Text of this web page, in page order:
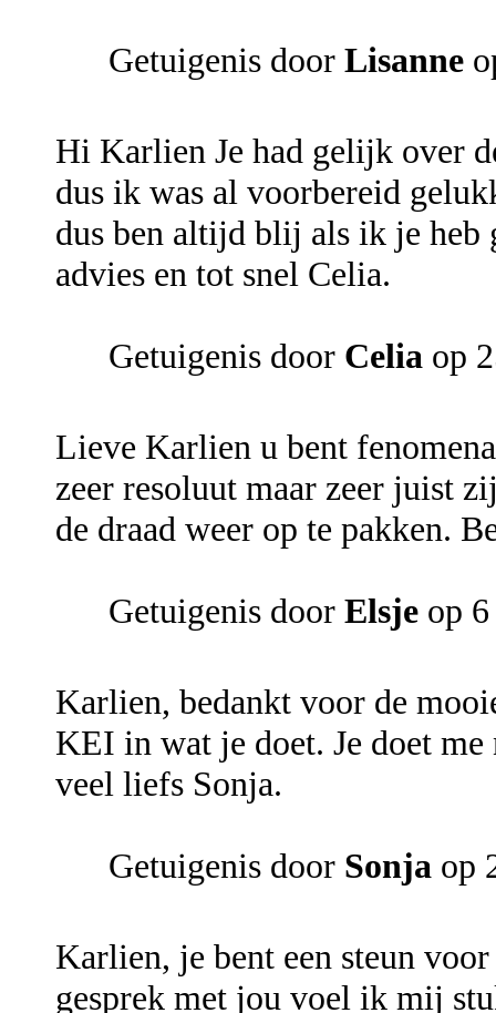
Getuigenis door Lisanne
Hi Karlien Je had gelijk over
dus ik was al voorbereid
dus ben altijd blij als ik je heb
advies en tot snel Celia.
Getuigenis door Celia op
Lieve Karlien u bent
zeer resoluut maar zeer juist
de draad weer op te pakken.
Getuigenis door Elsje op
Karlien, bedankt voor de
KEI in wat je doet. Je doet
veel liefs Sonja.
Getuigenis door Sonja op
Karlien, je bent een steun
gesprek met jou voel ik mij